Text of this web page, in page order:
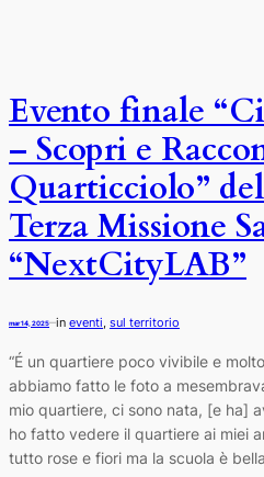
Evento finale
– Scopri e
Quarticciolo”
Terza Missione
“NextCityLAB”
mar 14, 2025—in eventi, sul territorio
“É un quartiere poco vivibile e
abbiamo fatto le foto a
mio quartiere, ci sono nata, [e ha]
ho fatto vedere il quartiere ai miei
tutto rose e fiori ma la scuola è